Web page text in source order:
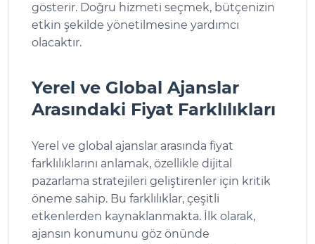
gösterir. Doğru hizmeti seçmek, bütçenizin
etkin şekilde yönetilmesine yardımcı
olacaktır.
Yerel ve Global Ajanslar
Arasındaki Fiyat Farklılıkları
Yerel ve global ajanslar arasında fiyat
farklılıklarını anlamak, özellikle dijital
pazarlama stratejileri geliştirenler için kritik
öneme sahip. Bu farklılıklar, çeşitli
etkenlerden kaynaklanmakta. İlk olarak,
ajansın konumunu göz önünde